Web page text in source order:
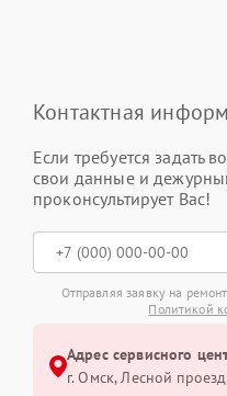
Контактная
Если требуется задать
свои данные и
проконсультирует Вас!
Отправляя заявку на
Политикой
Адрес сервисного
г. Омск, ​Лесной